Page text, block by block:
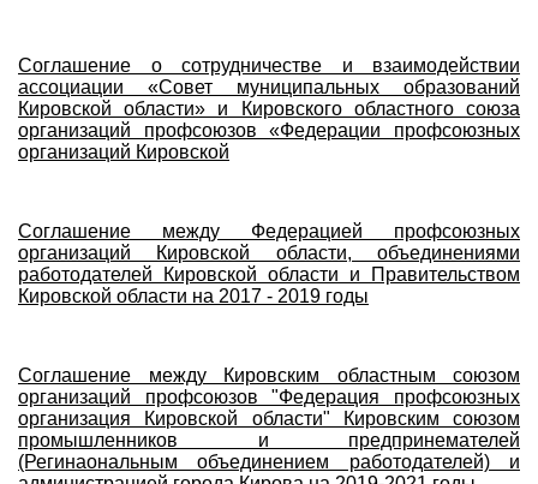
Соглашение о сотрудничестве и взаимодействии
ассоциации «Совет муниципальных образований
Кировской области» и Кировского областного союза
организаций профсоюзов «Федерации профсоюзных
организаций Кировской
Соглашение между Федерацией профсоюзных
организаций Кировской области, объединениями
работодателей Кировской области и Правительством
Кировской области на 2017 - 2019 годы
Соглашение между Кировским областным союзом
организаций профсоюзов "Федерация профсоюзных
организация Кировской области" Кировским союзом
промышленников и предпринемателей
(Регинаональным объединением работодателей) и